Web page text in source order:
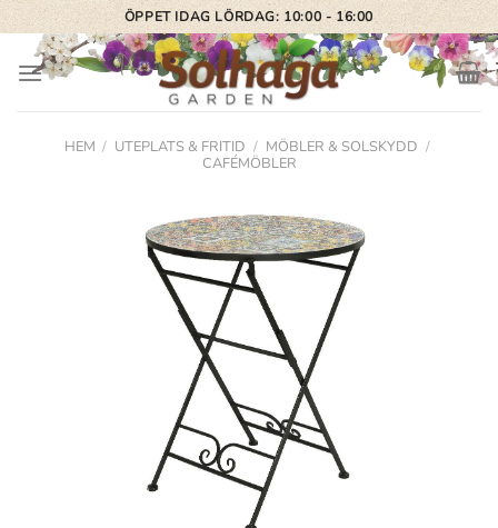
Skip
to
content
ÖPPET IDAG LÖRDAG: 10:00 - 16:00
HEM / UTEPLATS & FRITID / MÖBLER & SOLSKYDD /
CAFÉMÖBLER